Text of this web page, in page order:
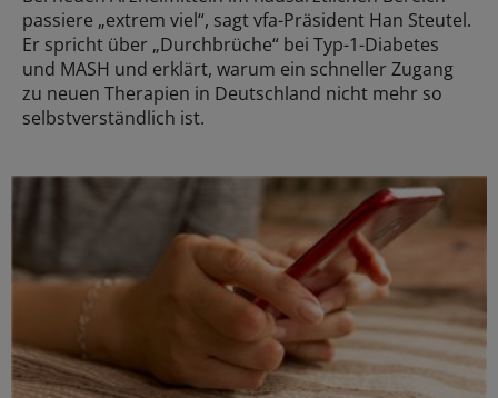
passiere „extrem viel“, sagt vfa-Präsident Han Steutel.
Er spricht über „Durchbrüche“ bei Typ-1-Diabetes
und MASH und erklärt, warum ein schneller Zugang
zu neuen Therapien in Deutschland nicht mehr so
selbstverständlich ist.